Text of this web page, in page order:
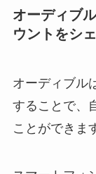
オーディブ
ウントをシ
オーディブル
することで、
ことができま